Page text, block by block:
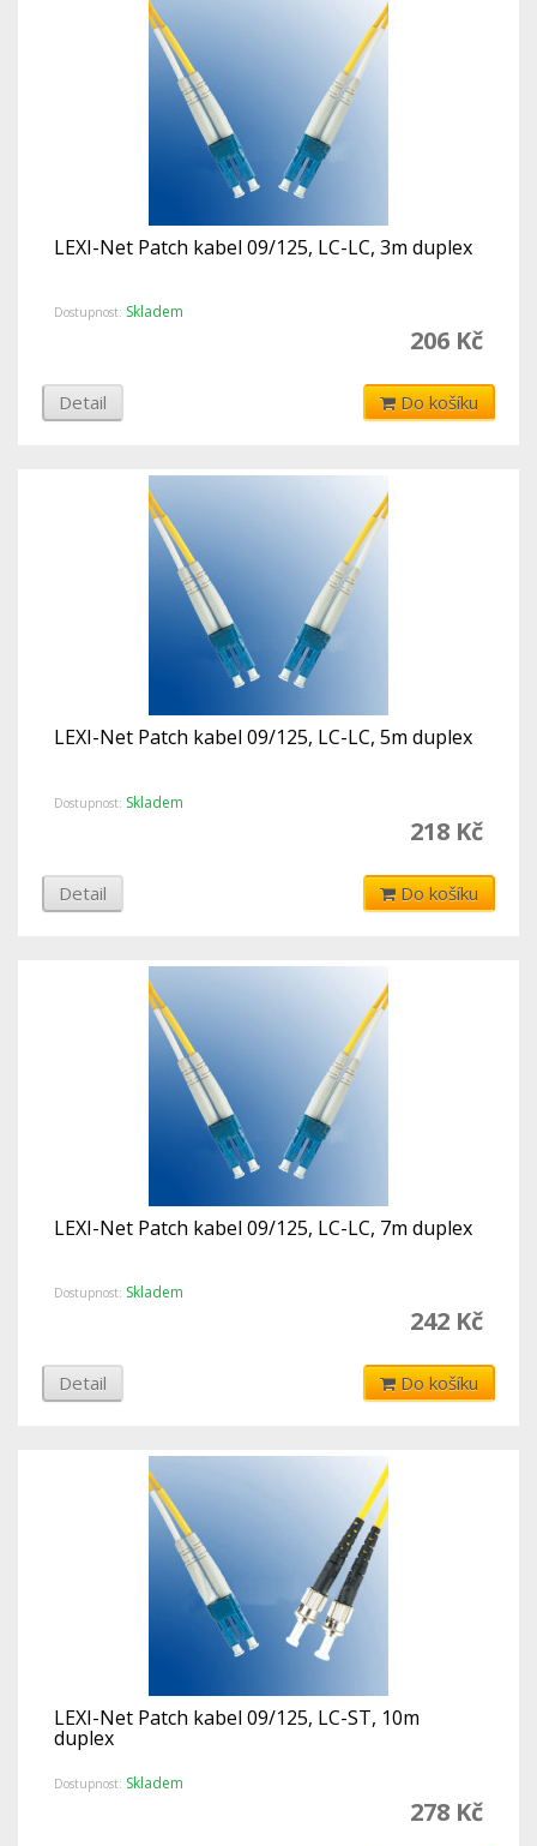
LEXI-Net Patch kabel 09/125, LC-LC, 3m duplex
Dostupnost: Skladem
206 Kč
Detail Do košíku
LEXI-Net Patch kabel 09/125, LC-LC, 5m duplex
Dostupnost: Skladem
218 Kč
Detail Do košíku
LEXI-Net Patch kabel 09/125, LC-LC, 7m duplex
Dostupnost: Skladem
242 Kč
Detail Do košíku
LEXI-Net Patch kabel 09/125, LC-ST, 10m
duplex
Dostupnost: Skladem
278 Kč